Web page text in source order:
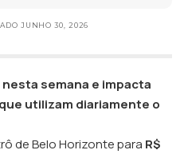
JUNHO 30, 2026
semana e impacta
utilizam diariamente o
de Belo Horizonte para R$